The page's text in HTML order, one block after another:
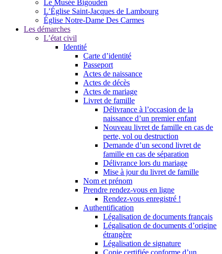
Le Musée Bigouden
L’Église Saint-Jacques de Lambourg
Église Notre-Dame Des Carmes
Les démarches
L’état civil
Identité
Carte d’identité
Passeport
Actes de naissance
Actes de décès
Actes de mariage
Livret de famille
Délivrance à l’occasion de la
naissance d’un premier enfant
Nouveau livret de famille en cas de
perte, vol ou destruction
Demande d’un second livret de
famille en cas de séparation
Délivrance lors du mariage
Mise à jour du livret de famille
Nom et prénom
Prendre rendez-vous en ligne
Rendez-vous enregistré !
Authentification
Légalisation de documents français
Légalisation de documents d’origine
étrangère
Légalisation de signature
Copie certifiée conforme d’un